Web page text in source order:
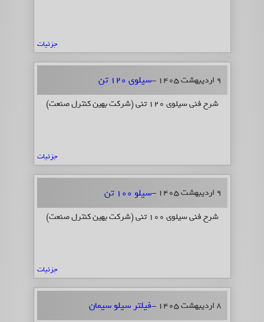
جزئیات
9 اردیبهشت 1405 - سیلوی 120 تن
شرح فنی سیلوی 120 تنی (شرکت بهین کنترل صنعت)
جزئیات
9 اردیبهشت 1405 - سیلو 100 تن
شرح فنی سیلوی ۱۰۰ تنی (شرکت بهین کنترل صنعت)
جزئیات
8 اردیبهشت 1405 - فیلتر سیلو سیمان